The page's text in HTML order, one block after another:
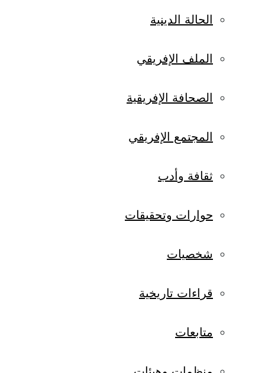
الحالة الدينية
الملف الإفريقي
الصحافة الإفريقية
المجتمع الإفريقي
ثقافة وأدب
حوارات وتحقيقات
شخصيات
قراءات تاريخية
متابعات